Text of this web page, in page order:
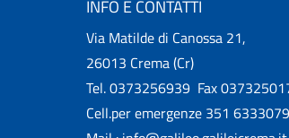
INFO E CONTATTI
Via Matilde di Canossa 21,
26013 Crema (Cr)
Tel. 0373256939 Fax
Cell.per emergenze 351 6333079